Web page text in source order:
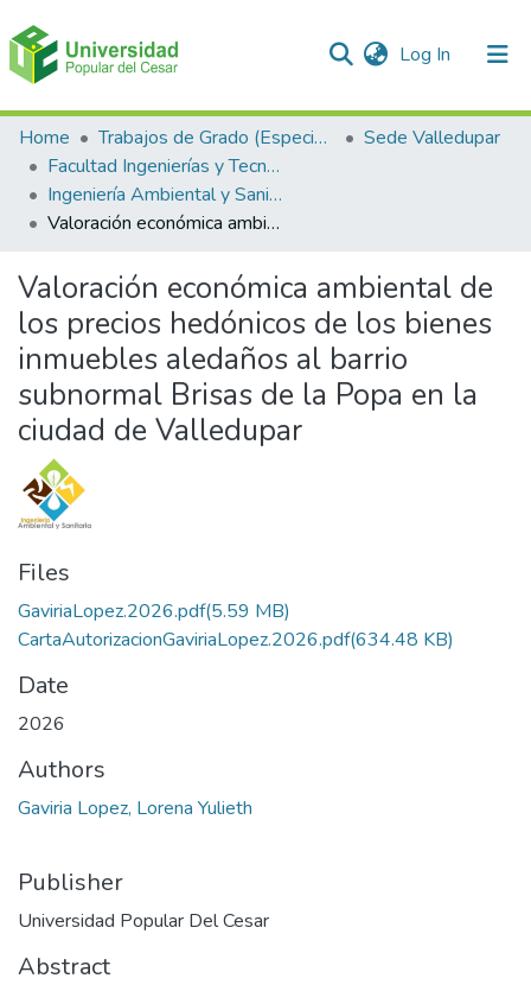
Log In (current)
Communities & Collections
All of DSpace
Statistics
Home Trabajos de Grado (Especializaciones y Pregrados)
Sede Valledupar
Facultad Ingenierías y Tecnologías
Ingeniería Ambiental y Sanitaria.
Valoración económica ambiental de los precios hedónicos de los bienes inmuebles aledaños al barrio subnormal Brisas de la Popa en la ciudad de Valledupar
Valoración económica ambiental de
los precios hedónicos de los bienes
inmuebles aledaños al barrio
subnormal Brisas de la Popa en la
ciudad de Valledupar
Files
GaviriaLopez.2026.pdf(5.59 MB)
CartaAutorizacionGaviriaLopez.2026.pdf(634.48 KB)
Date
2026
Authors
Gaviria Lopez, Lorena Yulieth
Publisher
Universidad Popular Del Cesar
Abstract